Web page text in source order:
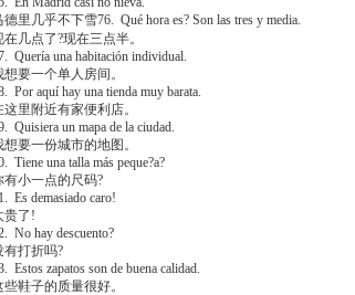
德里几乎不下雪76. Qué hora es? Son las tres y media.
在几点了?现在三点半。
Quería una habitación individual.
想要一个单人房间。
Por aquí hay una tienda muy barata.
这里附近有家便利店。
Quisiera un mapa de la ciudad.
想要一份城市的地图。
Tiene una talla más peque?a?
有小一点的尺码?
Es demasiado caro!
贵了!
No hay descuento?
有打折吗?
Estos zapatos son de buena calidad.
些鞋子的质量很好。